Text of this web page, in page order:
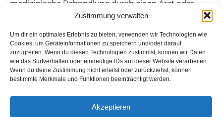
Zustimmung verwalten
Um dir ein optimales Erlebnis zu bieten, verwenden wir Technologien wie
Cookies, um Geräteinformationen zu speichern und/oder darauf
zuzugreifen. Wenn du diesen Technologien zustimmst, können wir Daten
wie das Surfverhalten oder eindeutige IDs auf dieser Website verarbeiten.
Wenn du deine Zustimmung nicht erteilst oder zurückziehst, können
bestimmte Merkmale und Funktionen beeinträchtigt werden.
Akzeptieren
medizinische Behandlung durch einen Arzt oder
Heilpraktiker. Eine Energiebehandlung kann
ergänzend herangezogen werden. Der Erfolg der
Heilung, Linderung oder Besserung vorhandener
seelischer oder körperlichen Leiden wird allein durch
eine Energie-Behandlung nicht in Aussicht gestellt.